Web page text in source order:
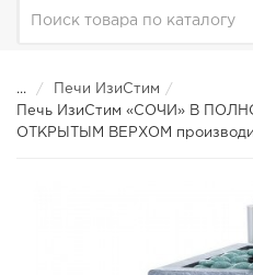
...
Печи ИзиСтим
Печь ИзиСтим «СОЧИ» В
ОТКРЫТЫМ ВЕРХОМ